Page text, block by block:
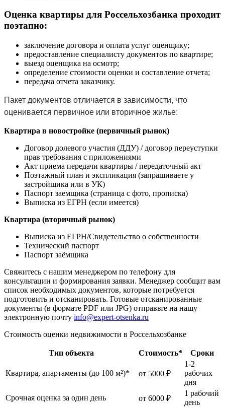
Оценка квартиры для Россельхозбанка проходит
поэтапно:
заключение договора и оплата услуг оценщику;
предоставление специалисту документов по квартире;
выезд оценщика на осмотр;
определение стоимости оценки и составление отчета;
передача отчета заказчику.
Пакет документов отличается в зависимости, что
оценивается первичное или вторичное жилье:
Квартира в новостройке (первичный рынок)
Договор долевого участия (ДДУ) / договор переуступки
прав требования с приложениями
Акт приема передачи квартиры / передаточный акт
Поэтажный план и экспликация (запрашиваете у
застройщика или в УК)
Паспорт заемщика (страница с фото, прописка)
Выписка из ЕГРН (если имеется)
Квартира (вторичный рынок)
Выписка из ЕГРН/Свидетельство о собственности
Технический паспорт
Паспорт заёмщика
Свяжитесь с нашим менеджером по телефону для
консультации и формирования заявки. Менеджер сообщит вам
список необходимых документов, которые потребуется
подготовить и отсканировать. Готовые отсканированные
документы (в формате PDF или JPG) отправьте на нашу
электронную почту info@expert-otsenka.ru
Стоимость оценки недвижимости в Россельхозбанке
Тип объекта Стоимость* Сроки
Квартира, апартаменты (до 100 м²)* от 5000 ₽
1-2
рабочих
дня
Срочная оценка за один день
от 6000 ₽
1 рабочий
день